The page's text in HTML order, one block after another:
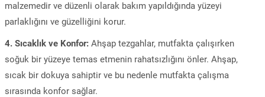
malzemedir ve düzenli olarak bakım yapıldığında yüzeyi
parlaklığını ve güzelliğini korur.
4. Sıcaklık ve Konfor: Ahşap tezgahlar, mutfakta çalışırken
soğuk bir yüzeye temas etmenin rahatsızlığını önler. Ahşap,
sıcak bir dokuya sahiptir ve bu nedenle mutfakta çalışma
sırasında konfor sağlar.